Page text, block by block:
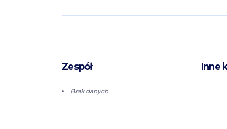
Zespół
Brak danych
Inne